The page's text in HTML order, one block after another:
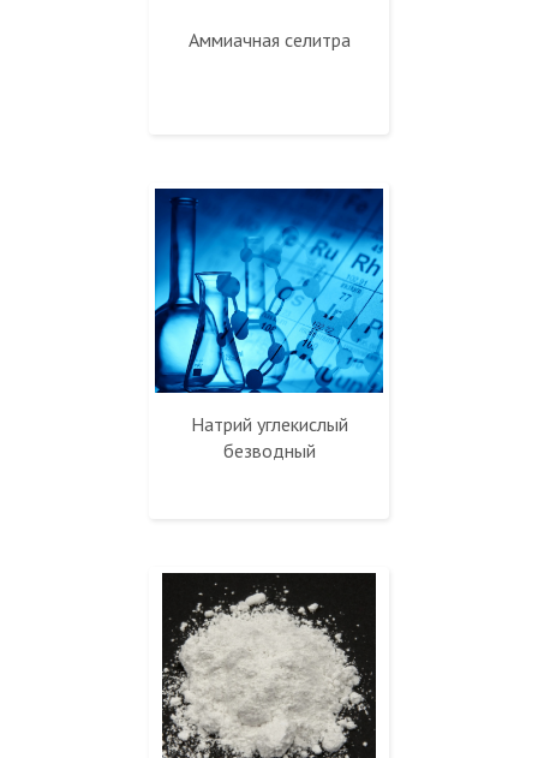
Аммиачная селитра
Натрий углекислый
безводный